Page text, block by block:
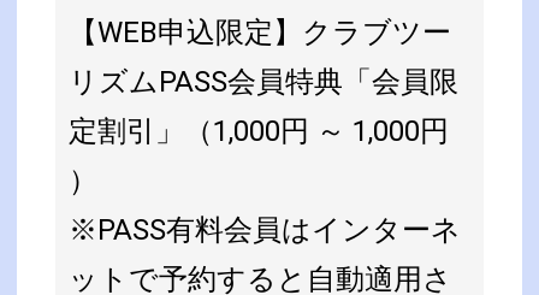
【WEB申込限定】クラブツー
リズムPASS会員特典「会員限
定割引」（1,000円 ～ 1,000円
）
※PASS有料会員はインターネ
ットで予約すると自動適用さ